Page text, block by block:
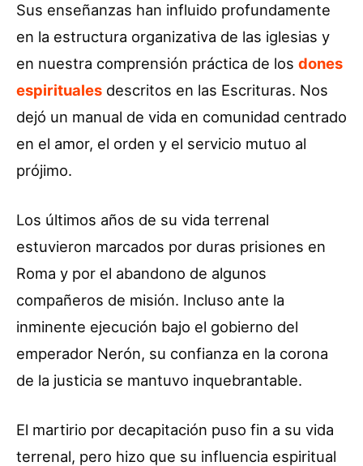
Sus enseñanzas han influido profundamente
en la estructura organizativa de las iglesias y
en nuestra comprensión práctica de los dones
espirituales descritos en las Escrituras. Nos
dejó un manual de vida en comunidad centrado
en el amor, el orden y el servicio mutuo al
prójimo.
Los últimos años de su vida terrenal
estuvieron marcados por duras prisiones en
Roma y por el abandono de algunos
compañeros de misión. Incluso ante la
inminente ejecución bajo el gobierno del
emperador Nerón, su confianza en la corona
de la justicia se mantuvo inquebrantable.
El martirio por decapitación puso fin a su vida
terrenal, pero hizo que su influencia espiritual